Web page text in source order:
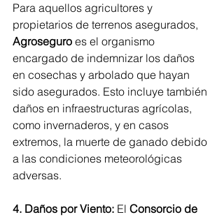
Para aquellos agricultores y
propietarios de terrenos asegurados,
Agroseguro es el organismo
encargado de indemnizar los daños
en cosechas y arbolado que hayan
sido asegurados. Esto incluye también
daños en infraestructuras agrícolas,
como invernaderos, y en casos
extremos, la muerte de ganado debido
a las condiciones meteorológicas
adversas.
4. Daños por Viento: El Consorcio de